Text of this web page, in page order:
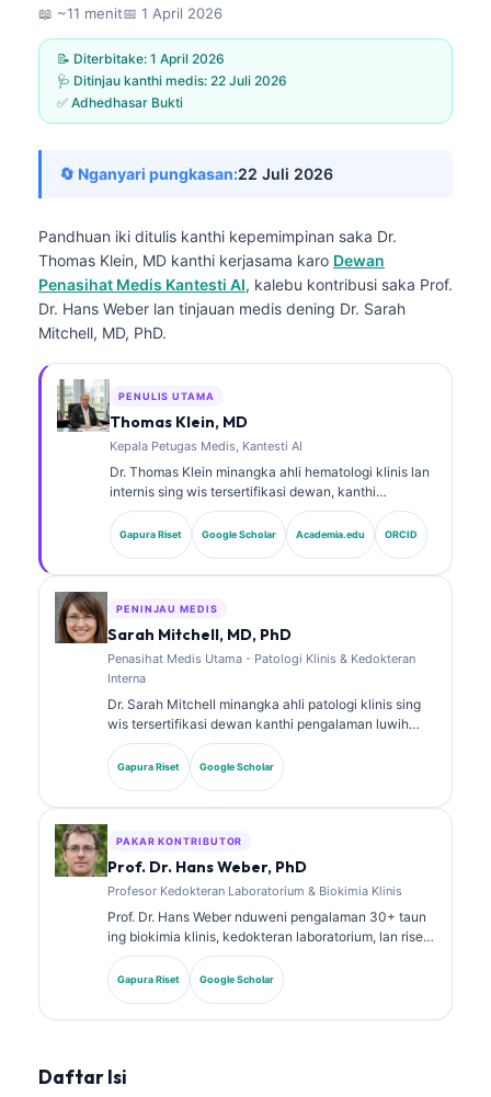
📖 ~11 menit📅 1 April 2026
📝 Diterbitake: 1 April 2026
🩺 Ditinjau kanthi medis: 22 Juli 2026
✅ Adhedhasar Bukti
🔄 Nganyari pungkasan:22 Juli 2026
Pandhuan iki ditulis kanthi kepemimpinan saka Dr.
Thomas Klein, MD kanthi kerjasama karo Dewan
Penasihat Medis Kantesti AI, kalebu kontribusi saka Prof.
Dr. Hans Weber lan tinjauan medis dening Dr. Sarah
Mitchell, MD, PhD.
PENULIS UTAMA
Thomas Klein, MD
Kepala Petugas Medis, Kantesti AI
Dr. Thomas Klein minangka ahli hematologi klinis lan
internis sing wis tersertifikasi dewan, kanthi
pengalaman luwih saka 15 taun ing bidang
kedokteran laboratorium lan analisis klinis sing
dibantu AI. Minangka Chief Medical Officer ing
kepemilikan kasebut. Dr. Klein wis nerbitake akeh
babagan interpretasi biomarker lan diagnostik
Gapura Riset Google Scholar Academia.edu ORCID
PENINJAU MEDIS
Sarah Mitchell, MD, PhD
Penasihat Medis Utama - Patologi Klinis & Kedokteran
Interna
Dr. Sarah Mitchell minangka ahli patologi klinis sing
wis tersertifikasi dewan kanthi pengalaman luwih
saka 18 taun ing bidang kedokteran laboratorium lan
analisis diagnostik. Dheweke nduweni sertifikasi
spesialis ing kimia klinis lan wis akeh nerbitake
Gapura Riset Google Scholar
PAKAR KONTRIBUTOR
Prof. Dr. Hans Weber, PhD
Profesor Kedokteran Laboratorium & Biokimia Klinis
Prof. Dr. Hans Weber nduweni pengalaman 30+ taun
ing biokimia klinis, kedokteran laboratorium, lan riset
biomarker. Mantan Presiden saka German Society for
Clinical Chemistry, dheweke spesialis ing analisis
panel diagnostik, standarisasi biomarker, lan
Gapura Riset Google Scholar
Daftar Isi